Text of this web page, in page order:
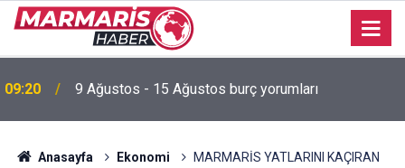
22:03
Hasar’dan tepki “Erişilebilirlik bir lütuf değil, haktır”
Anasayfa Ekonomi
MARMARİS YATLARINI KAÇIRAN